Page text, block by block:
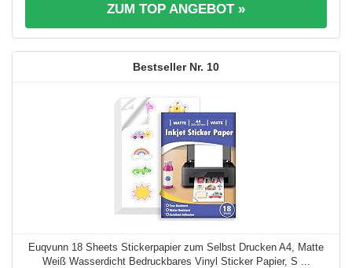
ZUM TOP ANGEBOT »
10
Euqvunn 18 Sheets Stickerpapier zum Selbst Drucken A4, Matte
Weiß Wasserdicht Bedruckbares Vinyl Sticker Papier, S ...